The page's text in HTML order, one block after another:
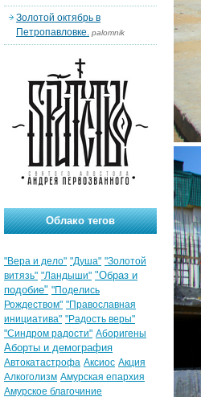
Золотой октябрь в
Петропавловке. palomnik
Облако тегов
"Вера и дело" "Душа" "Золотой
витязь" "Ландыши" "Образ и
подобие" "Поделись
Рождеством" "Православная
инициатива" "Радость веры"
"Синдром радости" Аборигены
Аборты и демография
Автокатастрофа Аксиос Акция
Алкоголизм Амурская епархия
Амурское благочиние